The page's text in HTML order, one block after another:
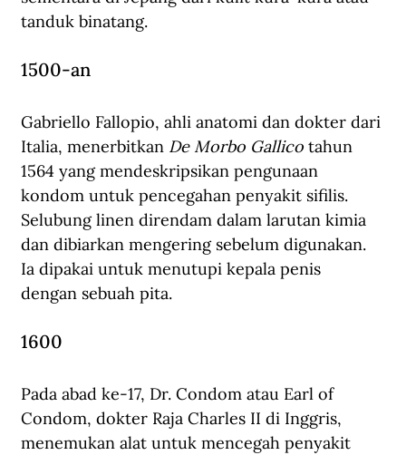
tanduk binatang.
1500-an
Gabriello Fallopio, ahli anatomi dan dokter dari
Italia, menerbitkan De Morbo Gallico tahun
1564 yang mendeskripsikan pengunaan
kondom untuk pencegahan penyakit sifilis.
Selubung linen direndam dalam larutan kimia
dan dibiarkan mengering sebelum digunakan.
Ia dipakai untuk menutupi kepala penis
dengan sebuah pita.
1600
Pada abad ke-17, Dr. Condom atau Earl of
Condom, dokter Raja Charles II di Inggris,
menemukan alat untuk mencegah penyakit